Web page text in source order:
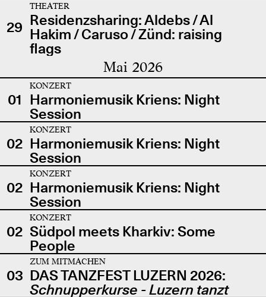
29
THEATER
Residenzsharing: Aldebs / Al
Hakim / Caruso / Zünd: raising
flags
Mai 2026
01
KONZERT
Harmoniemusik Kriens: Night
Session
02
KONZERT
Harmoniemusik Kriens: Night
Session
02
KONZERT
Harmoniemusik Kriens: Night
Session
02
KONZERT
Südpol meets Kharkiv: Some
People
03
ZUM MITMACHEN
DAS TANZFEST LUZERN 2026:
Schnupperkurse - Luzern tanzt